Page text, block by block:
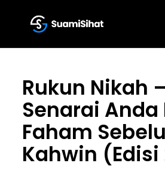
Rukun Nikah
Senarai Anda
Faham
Kahwin (Edisi